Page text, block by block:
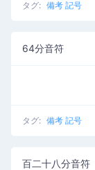
タグ: 備考 記号
64分音符
タグ: 備考 記号
百二十八分音符